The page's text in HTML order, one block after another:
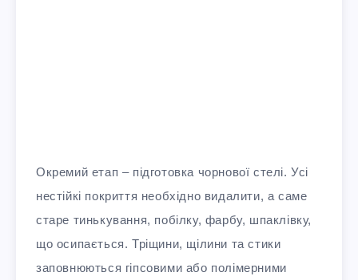
Окремий етап – підготовка чорнової стелі. Усі
нестійкі покриття необхідно видалити, а саме
старе тинькування, побілку, фарбу, шпаклівку,
що осипається. Тріщини, щілини та стики
заповнюються гіпсовими або полімерними